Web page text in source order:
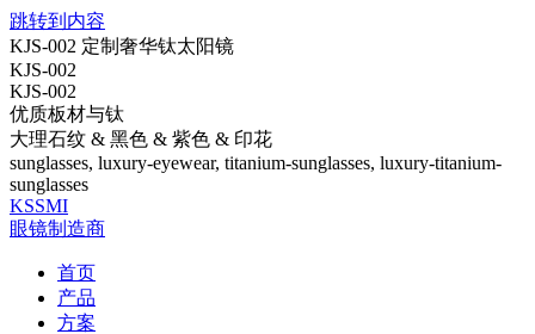
跳转到内容
KJS-002 定制奢华钛太阳镜
KJS-002
KJS-002
优质板材与钛
大理石纹 & 黑色 & 紫色 & 印花
sunglasses, luxury-eyewear, titanium-sunglasses, luxury-titanium-
sunglasses
KSSMI
眼镜制造商
首页
产品
方案